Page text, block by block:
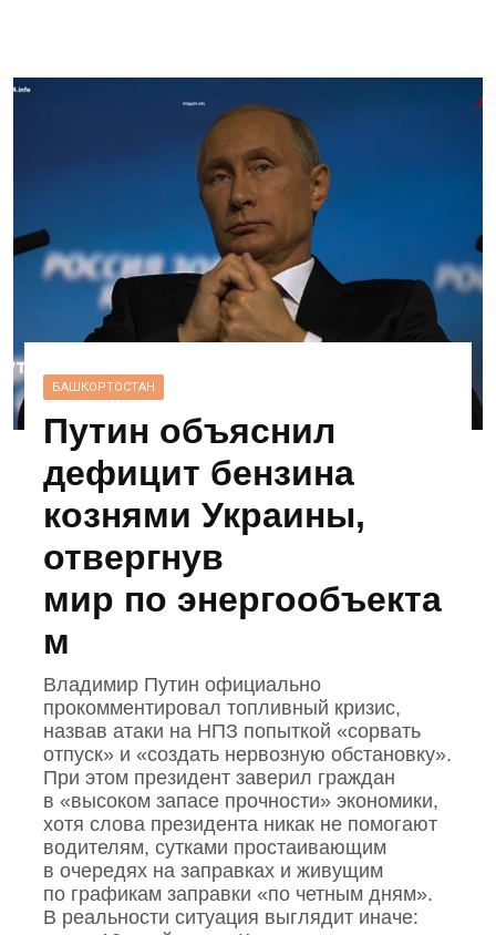
БАШКОРТОСТАН
Путин объяснил
дефицит бензина
кознями Украины,
отвергнув
мир по энергообъекта
м
Владимир Путин официально
прокомментировал топливный кризис,
назвав атаки на НПЗ попыткой «сорвать
отпуск» и «создать нервозную обстановку».
При этом президент заверил граждан
в «высоком запасе прочности» экономики,
хотя слова президента никак не помогают
водителям, сутками простаивающим
в очередях на заправках и живущим
по графикам заправки «по четным дням».
В реальности ситуация выглядит иначе: